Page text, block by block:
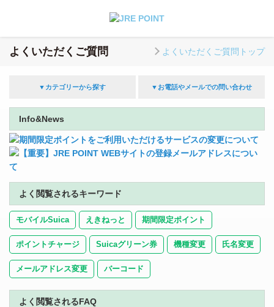
よくいただくご質問 よくいただくご質問トップ
▼カテゴリーから探す ▼お電話やメールでの問い合わせ
Info&News
期間限定ポイントをご利用いただけるサービスの変更について
【重要】JRE POINT WEBサイトの登録メールアドレスについ
て
よく閲覧されるキーワード
モバイルSuica えきねっと 期間限定ポイント
ポイントチャージ Suicaグリーン券 機種変更 氏名変更
メールアドレス変更 バーコード
よく閲覧されるFAQ